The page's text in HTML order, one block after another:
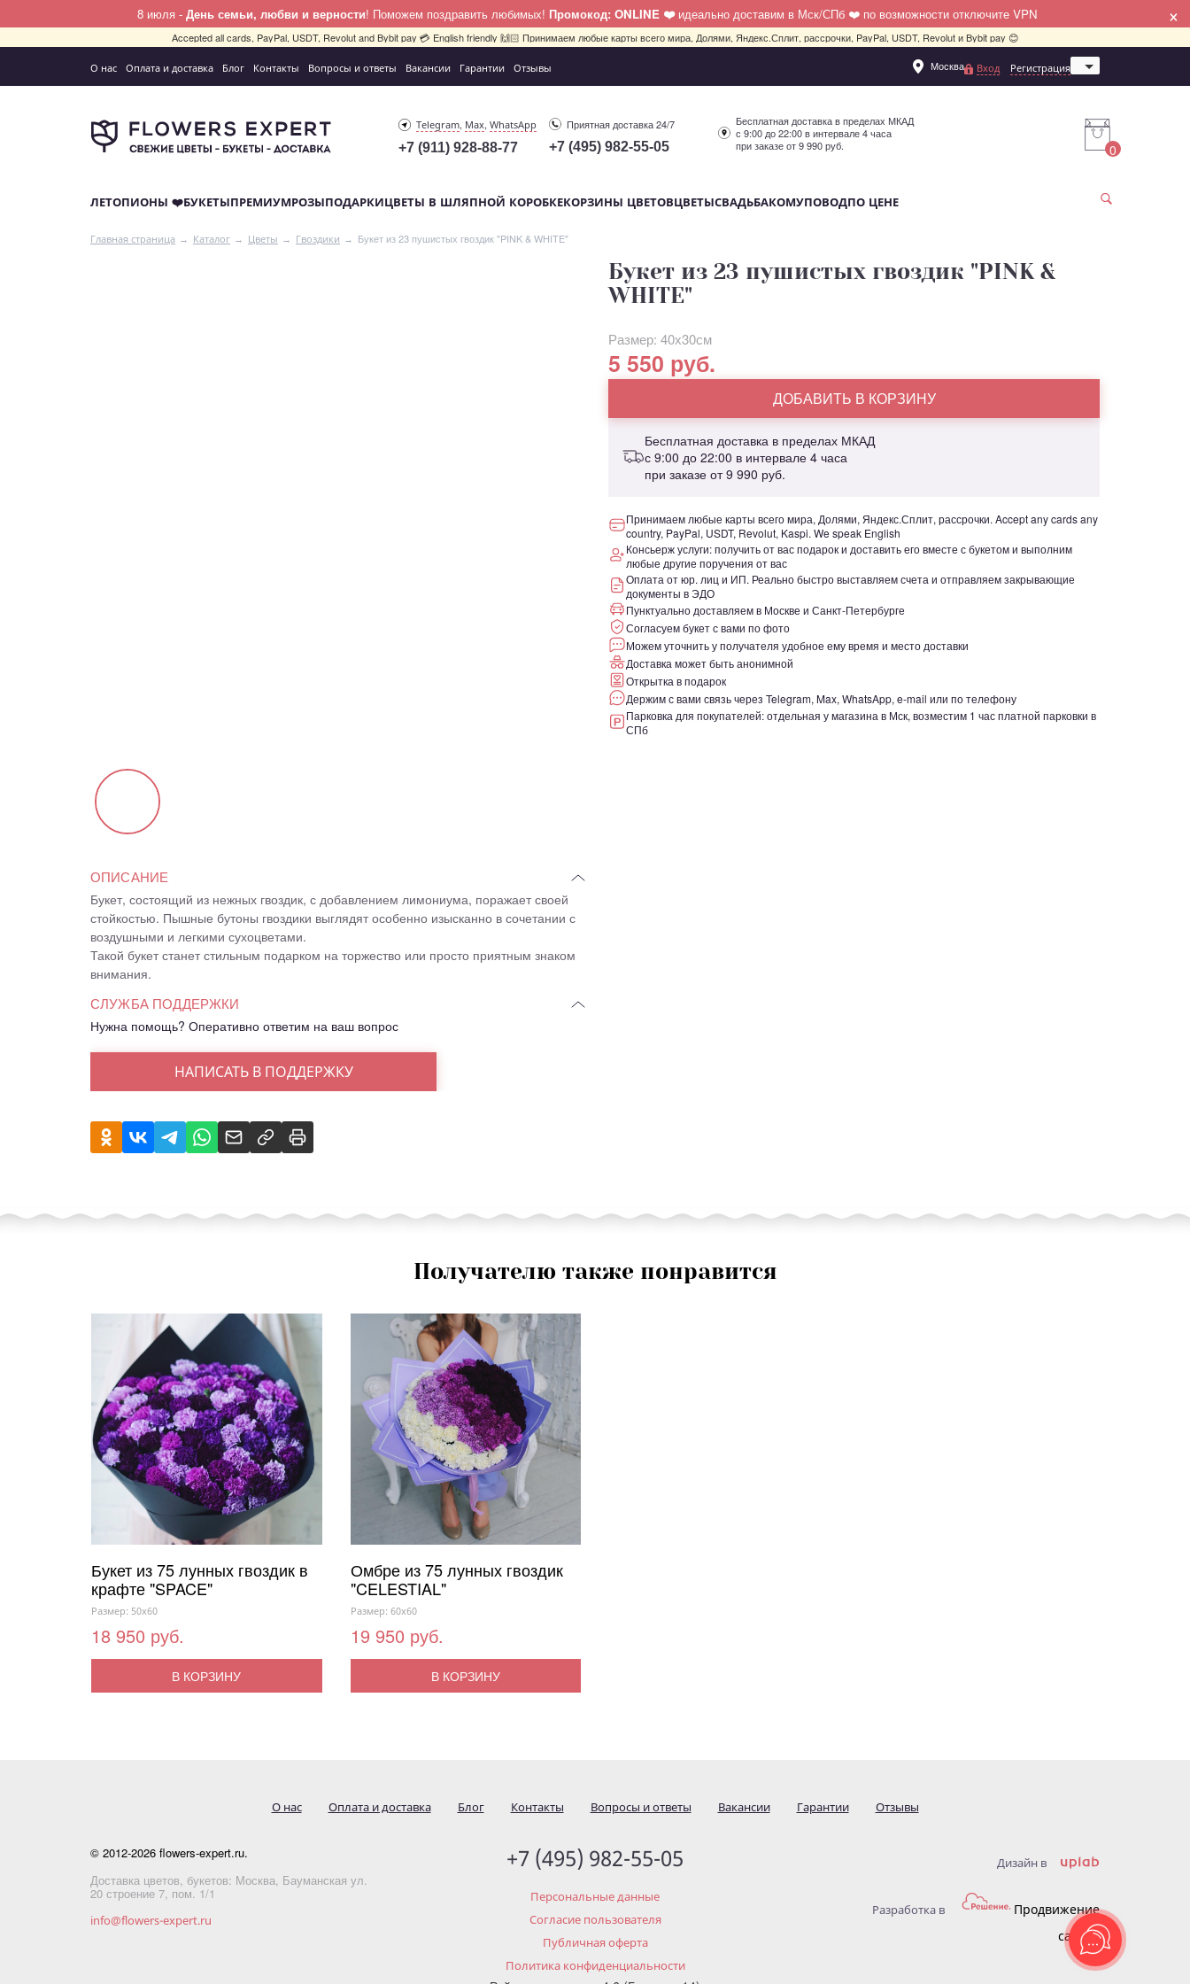
8 июля - День семьи, любви и верности! Поможем поздравить любимых! Промокод: ONLINE ❤️ идеально доставим в Мск/СПб ❤️ по возможности отключите VPN ×
Accepted all cards, PayPal, USDT, Revolut and Bybit pay 💳 English friendly 🙌🏻 Принимаем любые карты всего мира, Долями, Яндекс.Сплит, рассрочки, PayPal, USDT, Revolut и Bybit pay 😊
О нас Оплата и доставка Блог Контакты Вопросы и ответы Вакансии Гарантии Отзывы Москва
Санкт-Петербург
Вход Регистрация
Telegram, Max,WhatsApp
+7 (911) 928-88-77
Приятная доставка 24/7
+7 (495) 982-55-05
Бесплатная доставка в пределах МКАД
с 9:00 до 22:00 в интервале 4 часа
при заказе от 9 990 руб.
0
ЛЕТОПИОНЫ ❤️БУКЕТЫПРЕМИУМРОЗЫПОДАРКИЦВЕТЫ В ШЛЯПНОЙ КОРОБКЕКОРЗИНЫ ЦВЕТОВЦВЕТЫСВАДЬБАКОМУПОВОДПО ЦЕНЕ
Главная страница Каталог Цветы Гвоздики Букет из 23 пушистых гвоздик "PINK & WHITE"
Букет из 23 пушистых гвоздик "PINK &
WHITE"
Размер: 40х30см
5 550 руб.
ДОБАВИТЬ В КОРЗИНУ
Бесплатная доставка в пределах МКАД
с 9:00 до 22:00 в интервале 4 часа
при заказе от9 990 руб.
Принимаем любые карты всего мира, Долями, Яндекс.Сплит, рассрочки. Accept any cards any
country, PayPal, USDT, Revolut, Kaspi. We speak English
Консьерж услуги: получить от вас подарок и доставить его вместе с букетом и выполним
любые другие поручения от вас
Оплата от юр. лиц и ИП. Реально быстро выставляем счета и отправляем закрывающие
документы в ЭДО
Пунктуально доставляем в Москве и Санкт-Петербурге
Согласуем букет с вами по фото
Можем уточнить у получателя удобное ему время и место доставки
Доставка может быть анонимной
Открытка в подарок
Держим с вами связь через Telegram, Max, WhatsApp, e-mail или по телефону
Парковка для покупателей: отдельная у магазина в Мск, возместим 1 час платной парковки в
СПб
ОПИСАНИЕ
Букет, состоящий из нежных гвоздик, с добавлением лимониума, поражает своей
стойкостью. Пышные бутоны гвоздики выглядят особенно изысканно в сочетании с
воздушными и легкими сухоцветами.
Такой букет станет стильным подарком на торжество или просто приятным знаком
внимания.
СЛУЖБА ПОДДЕРЖКИ
Нужна помощь? Оперативно ответим на ваш вопрос
НАПИСАТЬ В ПОДДЕРЖКУ
Получателю также понравится
Букет из 75 лунных гвоздик в
крафте "SPACE"
Размер: 50x60
18 950 руб.
В КОРЗИНУ
Омбре из 75 лунных гвоздик
"CELESTIAL"
Размер: 60x60
19 950 руб.
В КОРЗИНУ
О нас Оплата и доставка Блог Контакты Вопросы и ответы Вакансии Гарантии Отзывы
© 2012-2026 flowers-expert.ru.
Доставка цветов, букетов: Москва, Бауманская ул.
20 строение 7, пом. 1/1
info@flowers-expert.ru
+7 (495) 982-55-05
Персональные данные
Согласие пользователя
Публичная оферта
Политика конфиденциальности
Дизайн в
Разработка в
Продвижение
сайтов